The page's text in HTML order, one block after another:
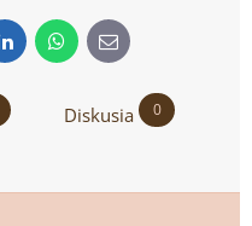
LinkedInWhatsApp
E-
mail
Diskusia 0